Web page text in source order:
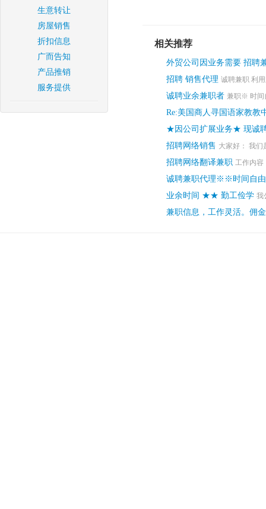
生意转让
房屋销售
折扣信息
广而告知
产品推销
服务提供
相关推荐
外贸公司因业务需要 招聘
招聘 销售代理 诚聘兼职 利
诚聘业余兼职者 兼职※ 时间
Re:美国商人寻国语家教教
★因公司扩展业务★ 现诚
招聘网络销售 大家好： 我们
招聘网络翻译兼职 工作内容
诚聘兼职代理※※时间自
业余时间 ★★ 勤工俭学 我
兼职信息，工作灵活。佣